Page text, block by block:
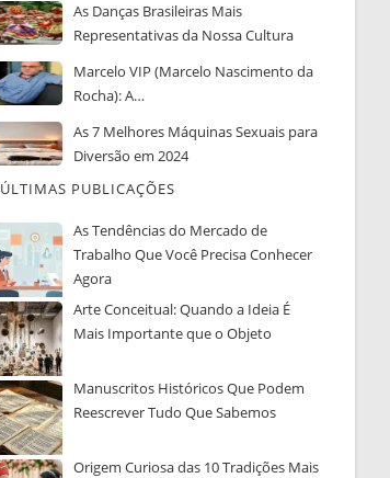
As Danças Brasileiras Mais
Representativas da Nossa Cultura
Marcelo VIP (Marcelo Nascimento da
Rocha): A…
As 7 Melhores Máquinas Sexuais para
Diversão em 2024
ÚLTIMAS PUBLICAÇÕES
As Tendências do Mercado de
Trabalho Que Você Precisa Conhecer
Agora
Arte Conceitual: Quando a Ideia É
Mais Importante que o Objeto
Manuscritos Históricos Que Podem
Reescrever Tudo Que Sabemos
Origem Curiosa das 10 Tradições Mais